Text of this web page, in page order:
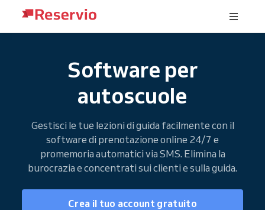
Software per
autoscuole
Gestisci le tue lezioni di guida facilmente con il
software di prenotazione online 24/7 e
promemoria automatici via SMS. Elimina la
burocrazia e concentrati sui clienti e sulla guida.
Crea il tuo account gratuito